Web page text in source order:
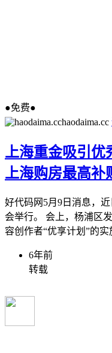
●免费●
haodaima.cc
上海重金吸引优
上海购房最高补
好代码网5月9日消息，
会举行。 会上，杨浦区
容创作者“优享计划”的
6年前
转载